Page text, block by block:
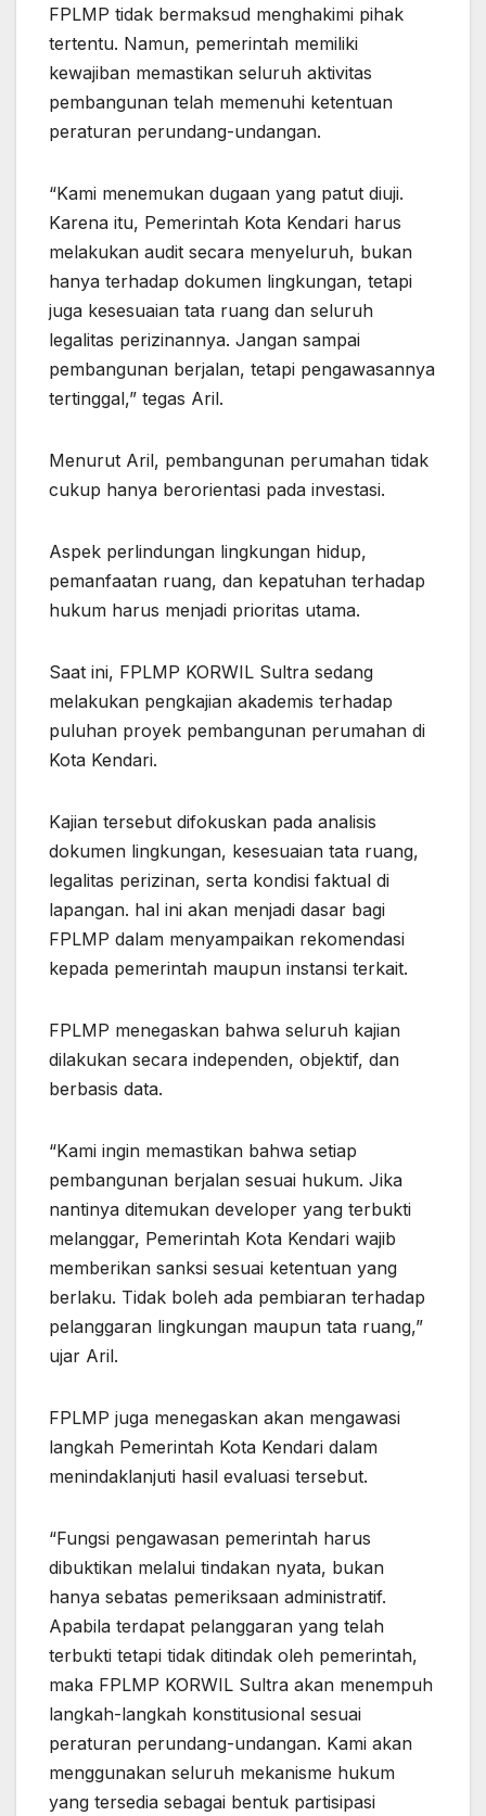
FPLMP tidak bermaksud menghakimi pihak
tertentu. Namun, pemerintah memiliki
kewajiban memastikan seluruh aktivitas
pembangunan telah memenuhi ketentuan
peraturan perundang-undangan.
“Kami menemukan dugaan yang patut diuji.
Karena itu, Pemerintah Kota Kendari harus
melakukan audit secara menyeluruh, bukan
hanya terhadap dokumen lingkungan, tetapi
juga kesesuaian tata ruang dan seluruh
legalitas perizinannya. Jangan sampai
pembangunan berjalan, tetapi pengawasannya
tertinggal,” tegas Aril.
Menurut Aril, pembangunan perumahan tidak
cukup hanya berorientasi pada investasi.
Aspek perlindungan lingkungan hidup,
pemanfaatan ruang, dan kepatuhan terhadap
hukum harus menjadi prioritas utama.
Saat ini, FPLMP KORWIL Sultra sedang
melakukan pengkajian akademis terhadap
puluhan proyek pembangunan perumahan di
Kota Kendari.
Kajian tersebut difokuskan pada analisis
dokumen lingkungan, kesesuaian tata ruang,
legalitas perizinan, serta kondisi faktual di
lapangan. hal ini akan menjadi dasar bagi
FPLMP dalam menyampaikan rekomendasi
kepada pemerintah maupun instansi terkait.
FPLMP menegaskan bahwa seluruh kajian
dilakukan secara independen, objektif, dan
berbasis data.
“Kami ingin memastikan bahwa setiap
pembangunan berjalan sesuai hukum. Jika
nantinya ditemukan developer yang terbukti
melanggar, Pemerintah Kota Kendari wajib
memberikan sanksi sesuai ketentuan yang
berlaku. Tidak boleh ada pembiaran terhadap
pelanggaran lingkungan maupun tata ruang,”
ujar Aril.
FPLMP juga menegaskan akan mengawasi
langkah Pemerintah Kota Kendari dalam
menindaklanjuti hasil evaluasi tersebut.
“Fungsi pengawasan pemerintah harus
dibuktikan melalui tindakan nyata, bukan
hanya sebatas pemeriksaan administratif.
Apabila terdapat pelanggaran yang telah
terbukti tetapi tidak ditindak oleh pemerintah,
maka FPLMP KORWIL Sultra akan menempuh
langkah-langkah konstitusional sesuai
peraturan perundang-undangan. Kami akan
menggunakan seluruh mekanisme hukum
yang tersedia sebagai bentuk partisipasi